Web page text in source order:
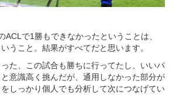
ACLで1勝もできなかったということは、
うこと。結果がすべてだと思います。
た、この試合も勝ちに行ってたし、いいパ
意識高く挑んだが、通用しなかった部分が
しっかり個人でも分析して次につなげてい